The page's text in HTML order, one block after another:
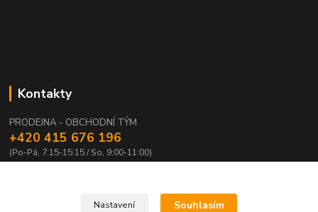
Kontakty
PRODEJNA - OBCHODNÍ TÝM
+420 415 676 196
(Po-Pá, 7:15-15:15 / So, 9:00-11:00)
Nastavení Souhlasím